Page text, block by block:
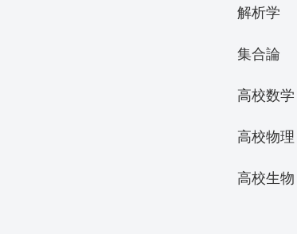
解析学
集合論
高校数学
高校物理
高校生物